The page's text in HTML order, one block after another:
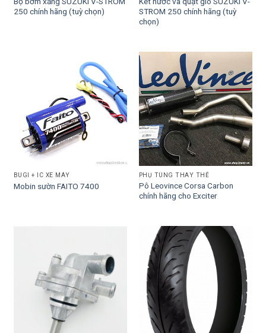
250 chính hãng (tuỳ chọn)
STROM 250 chính hãng (tuỳ
chọn)
BUGI + IC XE MÁY
Mobin sườn FAITO 7400
PHỤ TÙNG THAY THẾ
Pô Leovince Corsa Carbon
chính hãng cho Exciter